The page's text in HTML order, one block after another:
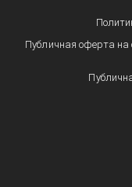
Публичная оферта на